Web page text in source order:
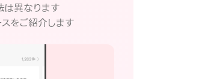
異なります
をご紹介します